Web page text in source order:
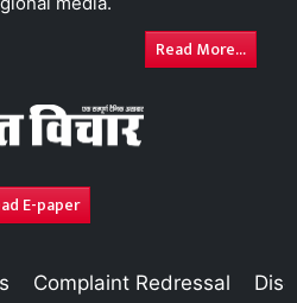
Read More...
E-paper
Complaint Redressal